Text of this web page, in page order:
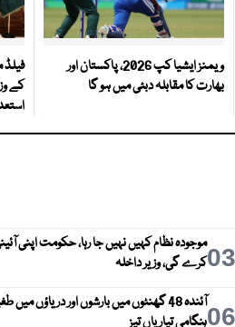
ویمنز ایشیا کپ 2026، پاکستان اور
بھارت کا مقابلہ دبئی میں ہو گا
کے
03موجودہ نظام کہیں نہیں جا رہا، حکومت اپنی
کرے گی، وزیر داخلہ
06
آئندہ 48 گھنٹوں میں بارشوں اور دریاؤں
ہنگامی تیاریاں تیز